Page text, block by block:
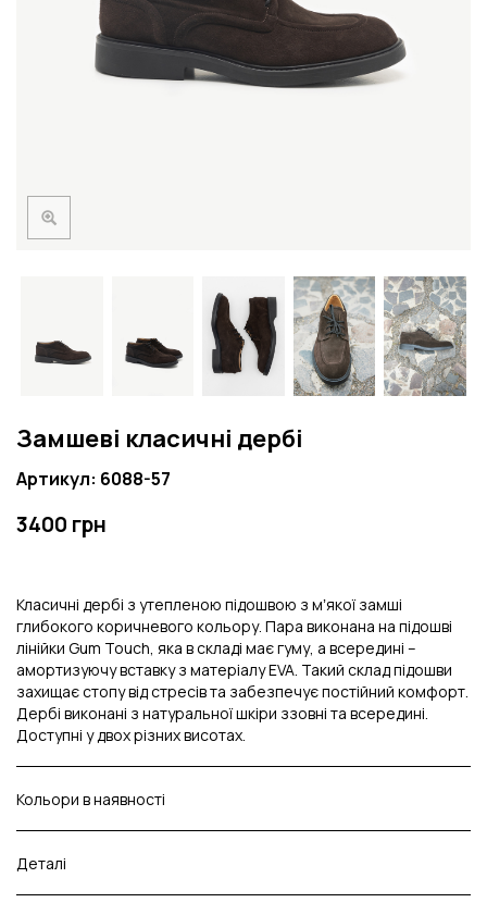
Замшеві класичні дербі
Артикул: 6088-57
3400 грн
Класичні дербі з утепленою підошвою з мʼякої замші
глибокого коричневого кольору. Пара виконана на підошві
лінійки Gum Touch, яка в складі має гуму, а всередині –
амортизуючу вставку з матеріалу EVA. Такий склад підошви
захищає стопу від стресів та забезпечує постійний комфорт.
Дербі виконані з натуральної шкіри ззовні та всередині.
Доступні у двох різних висотах.
Кольори в наявності
Деталі